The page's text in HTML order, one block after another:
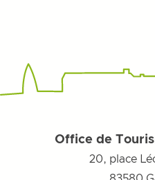
Office de
20, place